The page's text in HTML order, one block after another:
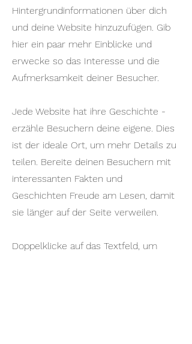
Hintergrundinformationen über dich
und deine Website hinzuzufügen. Gib
hier ein paar mehr Einblicke und
erwecke so das Interesse und die
Aufmerksamkeit deiner Besucher.
Jede Website hat ihre Geschichte -
erzähle Besuchern deine eigene. Dies
ist der ideale Ort, um mehr Details zu
teilen. Bereite deinen Besuchern mit
interessanten Fakten und
Geschichten Freude am Lesen, damit
sie länger auf der Seite verweilen.
Doppelklicke auf das Textfeld, um